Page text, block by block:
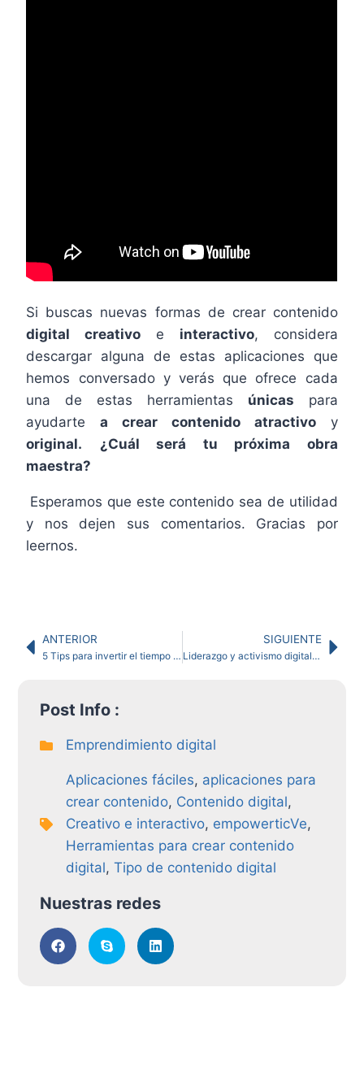
Si buscas nuevas formas de crear contenido
digital creativo e interactivo, considera
descargar alguna de estas aplicaciones que
hemos conversado y verás que ofrece cada
una de estas herramientas únicas para
ayudartea crear contenido atractivoy
original.
¿Cuál será tu próxima obra
maestra?
Esperamos que este contenido sea de utilidad
y nos dejen sus comentarios. Gracias por
leernos.
ANTERIOR
5 Tips para invertir el tiempo de la mejor manera posible
SIGUIENTE
Liderazgo y activismo digital de las mujeres en Latinoamérica
Post Info :
Emprendimiento digital
Aplicaciones fáciles, aplicaciones para
crear contenido, Contenido digital,
Creativo e interactivo, empowerticVe,
Herramientas para crear contenido
digital,Tipo de contenido digital
Nuestras redes